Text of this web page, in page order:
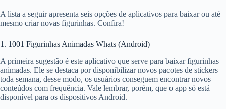
A lista a seguir apresenta seis opções de aplicativos para baixar ou até
mesmo criar novas figurinhas. Confira!
1. 1001 Figurinhas Animadas Whats (Android)
A primeira sugestão é este aplicativo que serve para baixar figurinhas
animadas. Ele se destaca por disponibilizar novos pacotes de stickers
toda semana, desse modo, os usuários conseguem encontrar novos
conteúdos com frequência. Vale lembrar, porém, que o app só está
disponível para os dispositivos Android.